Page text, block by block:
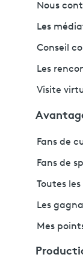
Nous
Les
Conseil
Les
Visite
Fans de
Fans de
Toutes
Les
Mes